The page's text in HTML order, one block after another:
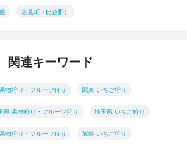
吉見町（比企郡）
関連キーワード
物狩り・フルーツ狩り 関東 いちご狩り
県 果物狩り・フルーツ狩り 埼玉県 いちご狩り
物狩り・フルーツ狩り 飯能 いちご狩り